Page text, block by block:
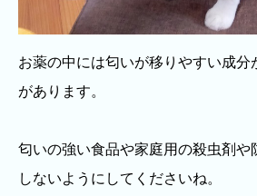
お薬の中には匂いが移りやすい成分
があります。
匂いの強い食品や家庭用の殺虫剤や
しないようにしてくださいね。